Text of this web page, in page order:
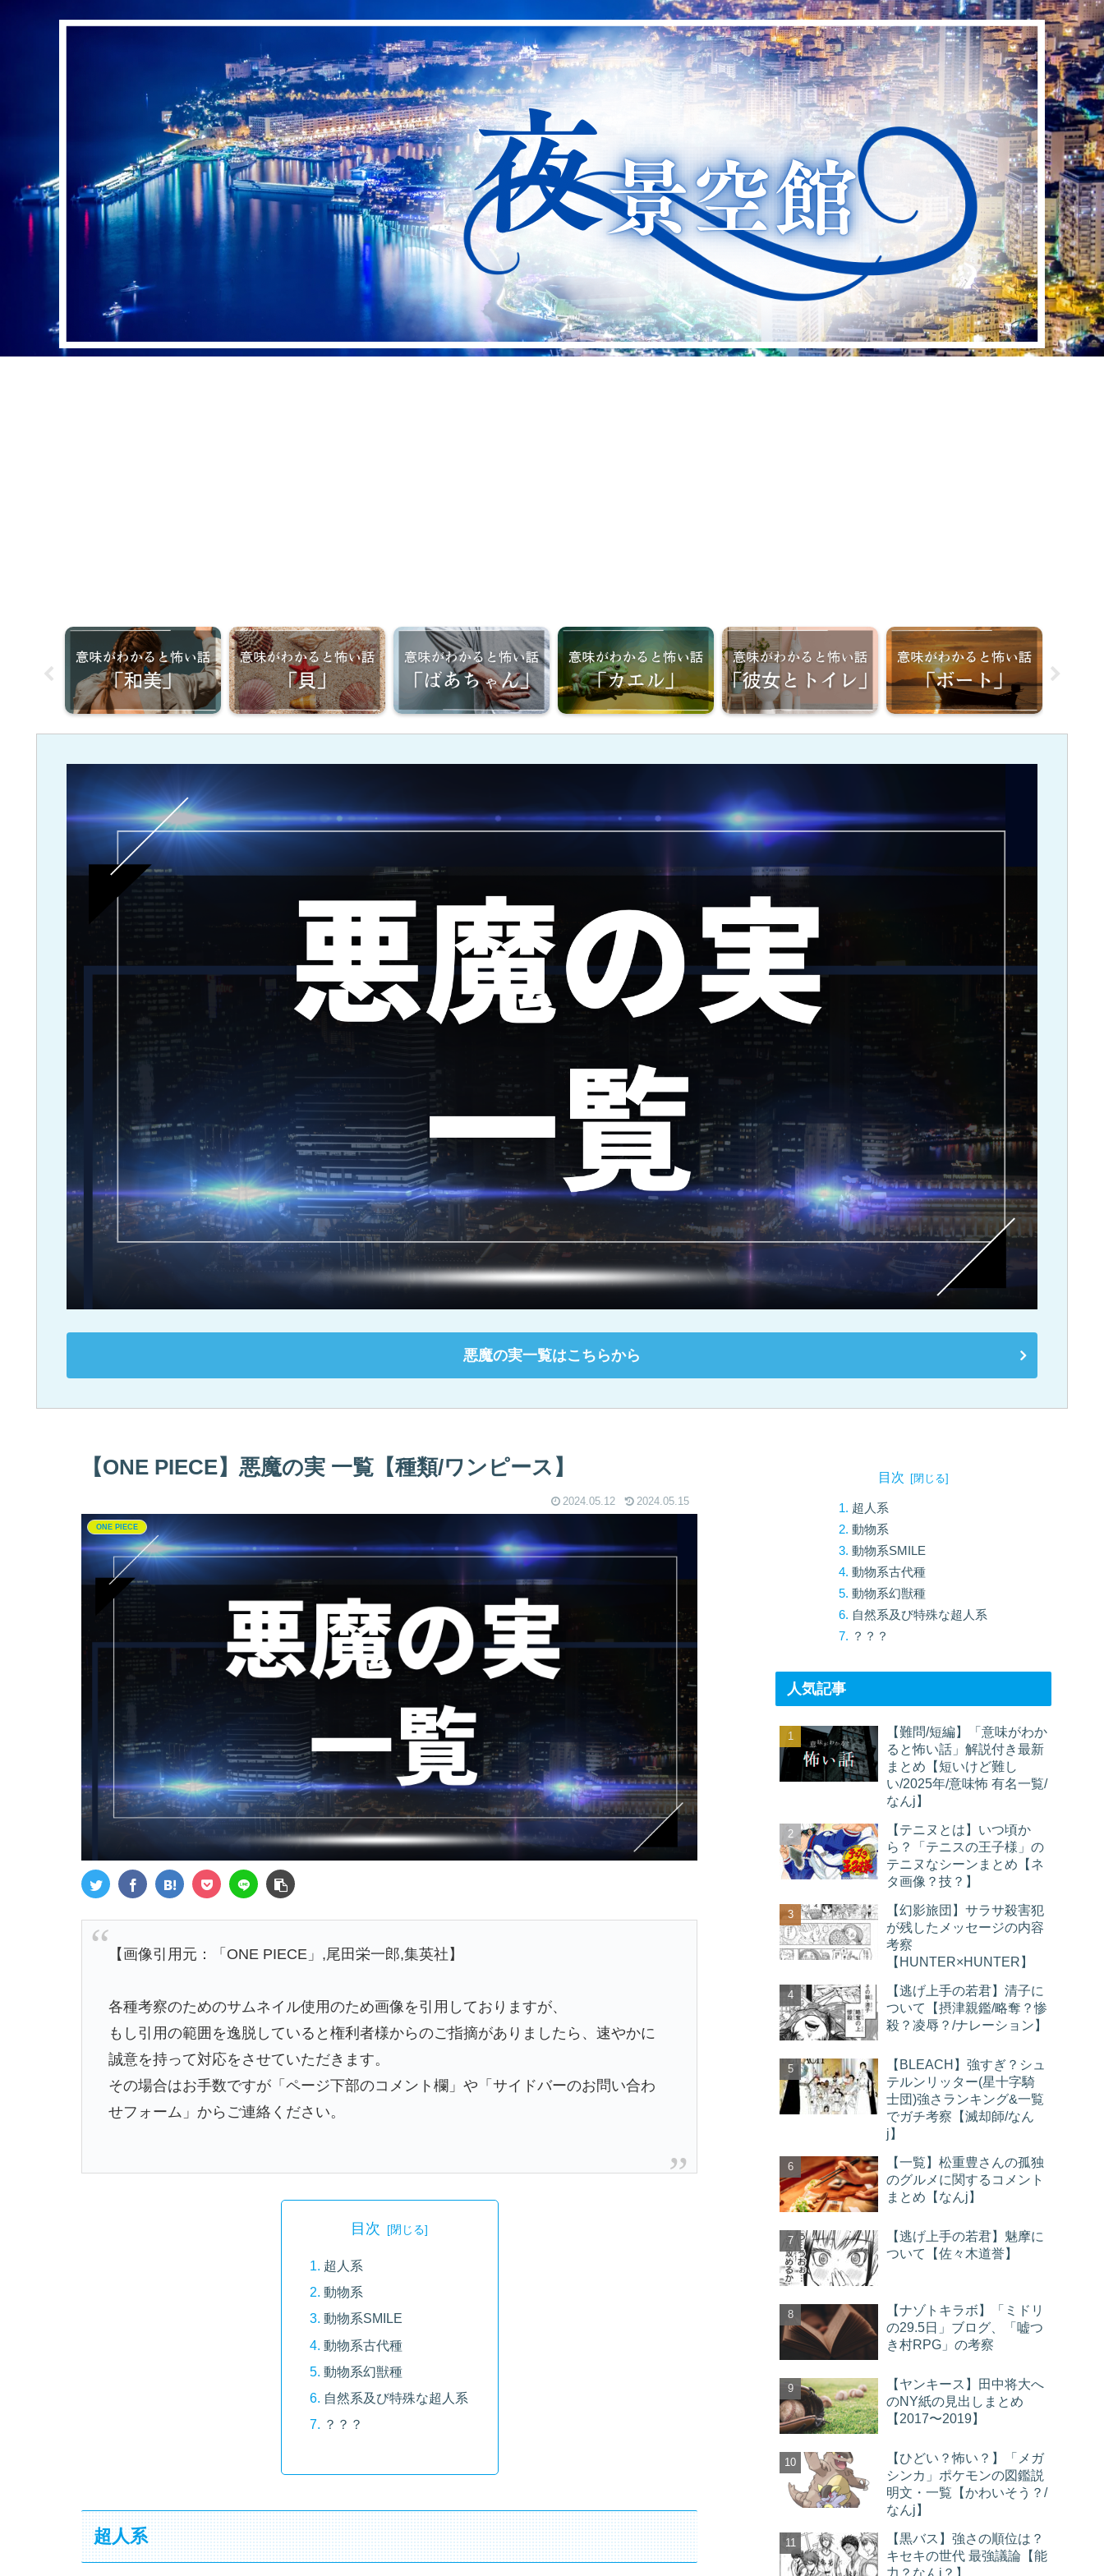
悪魔の実一覧はこちらから
【ONE PIECE】悪魔の実 一覧【種類/ワンピース】
2024.05.12 2024.05.15
ONE PIECE
【画像引用元：「ONE PIECE」,尾田栄一郎,集英社】
各種考察のためのサムネイル使用のため画像を引用しておりますが、
もし引用の範囲を逸脱していると権利者様からのご指摘がありましたら、速やかに
誠意を持って対応をさせていただきます。
その場合はお手数ですが「ページ下部のコメント欄」や「サイドバーのお問い合わ
せフォーム」からご連絡ください。
目次
超人系
動物系
動物系SMILE
動物系古代種
動物系幻獣種
自然系及び特殊な超人系
？？？
超人系
目次
超人系
動物系
動物系SMILE
動物系古代種
動物系幻獣種
自然系及び特殊な超人系
？？？
人気記事
【難問/短編】「意味がわか
ると怖い話」解説付き最新
まとめ【短いけど難し
い/2025年/意味怖 有名一覧/
なんj】
【テニヌとは】いつ頃か
ら？「テニスの王子様」の
テニヌなシーンまとめ【ネ
タ画像？技？】
【幻影旅団】サラサ殺害犯
が残したメッセージの内容
考察
【HUNTER×HUNTER】
【逃げ上手の若君】清子に
ついて【摂津親鑑/略奪？惨
殺？凌辱？/ナレーション】
【BLEACH】強すぎ？シュ
テルンリッター(星十字騎
士団)強さランキング&一覧
でガチ考察【滅却師/なん
j】
【一覧】松重豊さんの孤独
のグルメに関するコメント
まとめ【なんj】
【逃げ上手の若君】魅摩に
ついて【佐々木道誉】
【ナゾトキラボ】「ミドリ
の29.5日」ブログ、「嘘つ
き村RPG」の考察
【ヤンキース】田中将大へ
のNY紙の見出しまとめ
【2017〜2019】
【ひどい？怖い？】「メガ
シンカ」ポケモンの図鑑説
明文・一覧【かわいそう？/
なんj】
【黒バス】強さの順位は？
キセキの世代 最強議論【能
力？なんj？】